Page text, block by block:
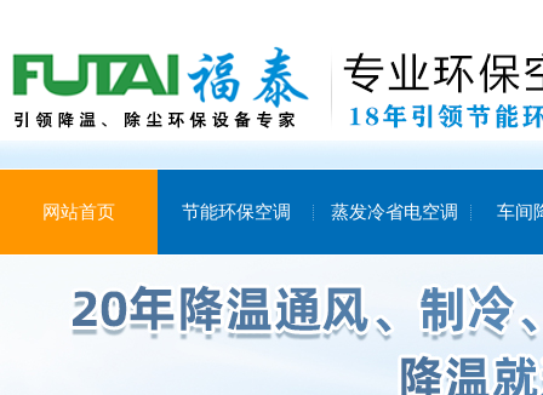
网站首页 节能环保空调 蒸发冷省电空调 车间